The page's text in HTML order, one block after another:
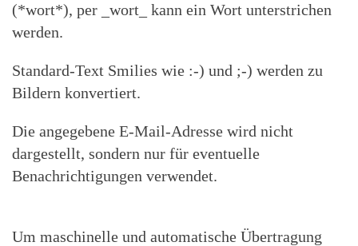
(*wort*), per _wort_ kann ein Wort unterstrichen
werden.
Standard-Text Smilies wie :-) und ;-) werden zu
Bildern konvertiert.
Die angegebene E-Mail-Adresse wird nicht
dargestellt, sondern nur für eventuelle
Benachrichtigungen verwendet.
Um maschinelle und automatische Übertragung